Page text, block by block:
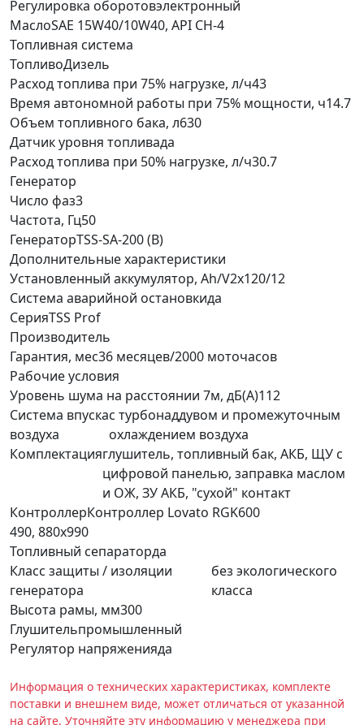
Регулировка оборотовэлектронный
МаслоSAE 15W40/10W40, API CH-4
Топливная система
ТопливоДизель
Расход топлива при 75% нагрузке, л/ч43
Время автономной работы при 75% мощности, ч14.7
Объем топливного бака, л630
Датчик уровня топливада
Расход топлива при 50% нагрузке, л/ч30.7
Генератор
Число фаз3
Частота, Гц50
ГенераторTSS-SA-200 (B)
Дополнительные характеристики
Установленный аккумулятор, Ah/V2х120/12
Система аварийной остановкида
СерияTSS Prof
Производитель
Гарантия, мес36 месяцев/2000 моточасов
Рабочие условия
Уровень шума на расстоянии 7м, дБ(А)112
Система впуска
воздуха
с турбонаддувом и промежуточным
охлаждением воздуха
Комплектацияглушитель, топливный бак, АКБ, ЩУ с
цифровой панелью, заправка маслом
и ОЖ, ЗУ АКБ, "сухой" контакт
КонтроллерКонтроллер Lovato RGK600
490, 880х990
Топливный сепараторда
Класс защиты / изоляции
генератора
без экологического
класса
Высота рамы, мм300
Глушительпромышленный
Регулятор напряженияда
Информация о технических характеристиках, комплекте
поставки и внешнем виде, может отличаться от указанной
на сайте. Уточняйте эту информацию у менеджера при